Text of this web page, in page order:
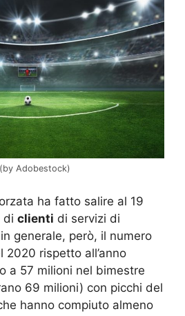
Adobestock)
ha fatto salire al 19
di clienti di servizi di
generale, però, il numero
2020 rispetto all’anno
a 57 milioni nel bimestre
69 milioni) con picchi del
hanno compiuto almeno